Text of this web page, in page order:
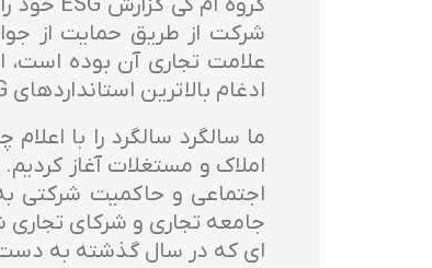
شرکت از طریق حمایت از
ادغام بالاترین استانداردهای ESG در تمام فرآیندهای تجاری نشان داده است.
اجتماعی و حاکمیت شرکتی
جامعه تجاری و شرکای تجاری
ای که در سال گذشته به دست